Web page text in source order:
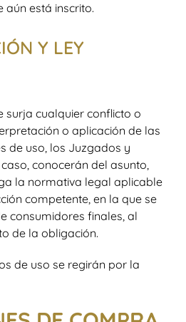
aún está inscrito.
Y LEY
surja cualquier conflicto o
o aplicación de las
de uso, los Juzgados y
conocerán del asunto,
la normativa legal aplicable
competente, en la que se
consumidores finales, al
de la obligación.
de uso se regirán por la